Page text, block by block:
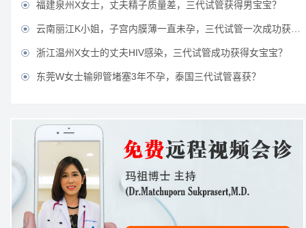
 福建泉州X女士，丈夫精子质量差，三代试管获得男宝宝？
 云南丽江K小姐，子宫内膜薄一直未孕，三代试管一次成功获得？
 浙江温州X女士的丈夫HIV感染，三代试管成功获得女宝宝？
 东莞W女士输卵管堵塞3年不孕，泰国三代试管喜获？